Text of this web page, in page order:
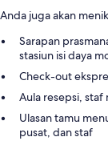
Anda juga akan
Sarapan
stasiun isi daya
Check-out
Aula resepsi,
Ulasan tamu
pusat, dan staf